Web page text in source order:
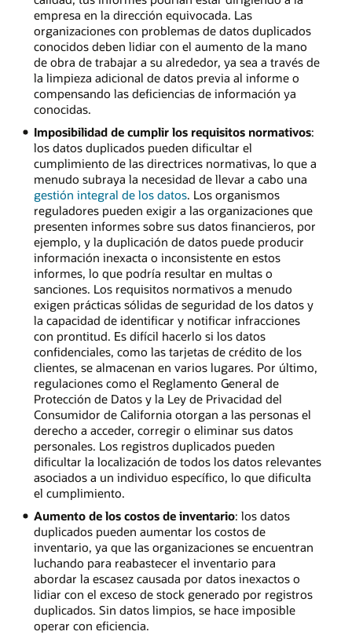
empresa en la dirección equivocada. Las
organizaciones con problemas de datos duplicados
conocidos deben lidiar con el aumento de la mano
de obra de trabajar a su alrededor, ya sea a través de
la limpieza adicional de datos previa al informe o
compensando las deficiencias de información ya
conocidas.
Imposibilidad de cumplir los requisitos normativos:
los datos duplicados pueden dificultar el
cumplimiento de las directrices normativas, lo que a
menudo subraya la necesidad de llevar a cabo una
gestión integral de los datos. Los organismos
reguladores pueden exigir a las organizaciones que
presenten informes sobre sus datos financieros, por
ejemplo, y la duplicación de datos puede producir
información inexacta o inconsistente en estos
informes, lo que podría resultar en multas o
sanciones. Los requisitos normativos a menudo
exigen prácticas sólidas de seguridad de los datos y
la capacidad de identificar y notificar infracciones
con prontitud. Es difícil hacerlo si los datos
confidenciales, como las tarjetas de crédito de los
clientes, se almacenan en varios lugares. Por último,
regulaciones como el Reglamento General de
Protección de Datos y la Ley de Privacidad del
Consumidor de California otorgan a las personas el
derecho a acceder, corregir o eliminar sus datos
personales. Los registros duplicados pueden
dificultar la localización de todos los datos relevantes
asociados a un individuo específico, lo que dificulta
el cumplimiento.
Aumento de los costos de inventario: los datos
duplicados pueden aumentar los costos de
inventario, ya que las organizaciones se encuentran
luchando para reabastecer el inventario para
abordar la escasez causada por datos inexactos o
lidiar con el exceso de stock generado por registros
duplicados. Sin datos limpios, se hace imposible
operar con eficiencia.